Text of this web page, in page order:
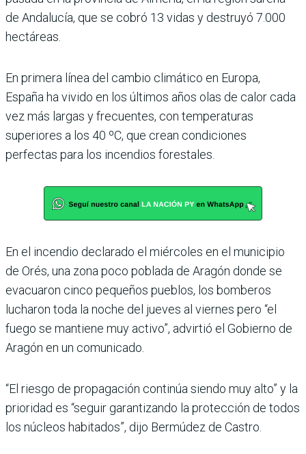
de Andalucía, que se cobró 13 vidas y destruyó 7.000
hectáreas.
En primera línea del cambio climático en Europa,
España ha vivido en los últimos años olas de calor cada
vez más largas y frecuentes, con temperaturas
superiores a los 40 ºC, que crean condiciones
perfectas para los incendios forestales.
En el incendio declarado el miércoles en el municipio
de Orés, una zona poco poblada de Aragón donde se
evacuaron cinco pequeños pueblos, los bomberos
lucharon toda la noche del jueves al viernes pero “el
fuego se mantiene muy activo”, advirtió el Gobierno de
Aragón en un comunicado.
“El riesgo de propagación continúa siendo muy alto” y la
prioridad es “seguir garantizando la protección de todos
los núcleos habitados”, dijo Bermúdez de Castro.